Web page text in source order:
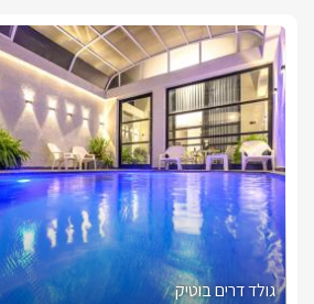
בחדר הרחצה יחכו לכם סבונים ומגבות רכות.
גולד דרים בוטיק